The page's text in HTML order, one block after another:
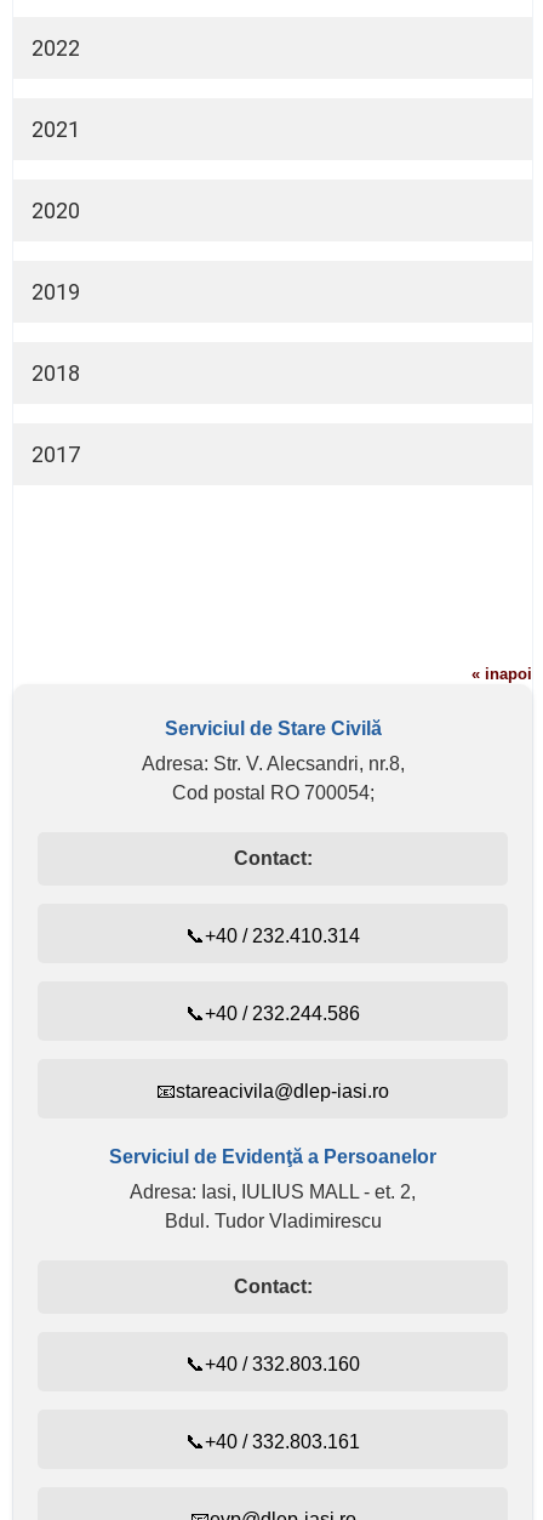
2022
2021
2020
2019
2018
2017
« inapoi
Serviciul de Stare Civilă
Adresa: Str. V. Alecsandri, nr.8,
Cod postal RO 700054;
Contact:
📞+40 / 232.410.314
📞+40 / 232.244.586
📧stareacivila@dlep-iasi.ro
Serviciul de Evidenţă a Persoanelor
Adresa: Iasi, IULIUS MALL - et. 2,
Bdul. Tudor Vladimirescu
Contact:
📞+40 / 332.803.160
📞+40 / 332.803.161